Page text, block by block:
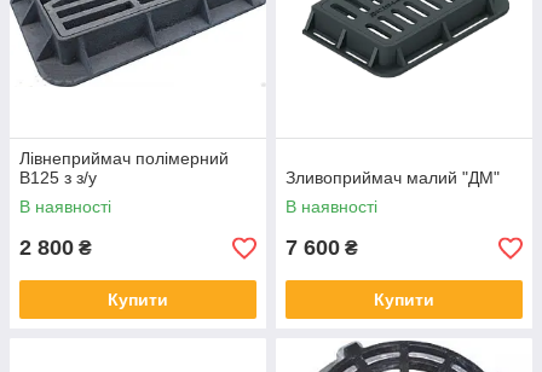
Лівнеприймач полімерний
В125 з з/у
В наявності
2 800 ₴
Купити
Зливоприймач малий "ДМ"
В наявності
7 600 ₴
Купити